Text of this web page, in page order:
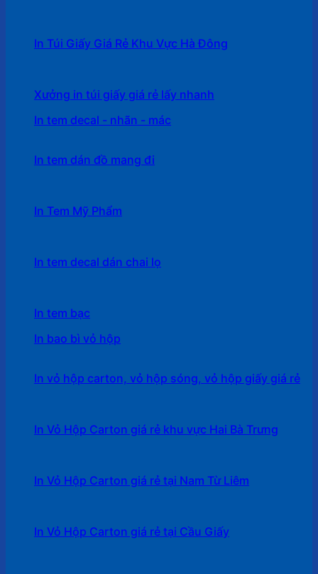
In Túi Giấy Giá Rẻ Khu Vực Hà Đông
Xưởng in túi giấy giá rẻ lấy nhanh
In tem decal - nhãn - mác
In tem dán đồ mang đi
In Tem Mỹ Phẩm
In tem decal dán chai lọ
In tem bạc
In bao bì vỏ hộp
In vỏ hộp carton, vỏ hộp sóng, vỏ hộp giấy giá rẻ
In Vỏ Hộp Carton giá rẻ khu vực Hai Bà Trưng
In Vỏ Hộp Carton giá rẻ tại Nam Từ Liêm
In Vỏ Hộp Carton giá rẻ tại Cầu Giấy